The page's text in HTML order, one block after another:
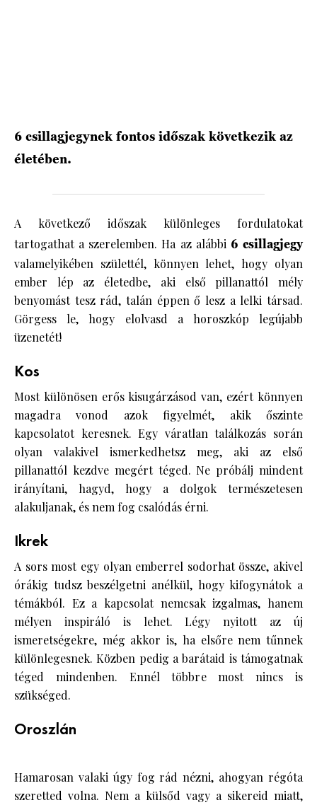
6 csillagjegynek fontos időszak következik az
életében.
A következő időszak különleges fordulatokat
tartogathat a szerelemben. Ha az alábbi 6 csillagjegy
valamelyikében születtél, könnyen lehet, hogy olyan
ember lép az életedbe, aki első pillanattól mély
benyomást tesz rád, talán éppen ő lesz a lelki társad.
Görgess le, hogy elolvasd a horoszkóp legújabb
üzenetét!
Kos
Most különösen erős kisugárzásod van, ezért könnyen
magadra vonod azok figyelmét, akik őszinte
kapcsolatot keresnek. Egy váratlan találkozás során
olyan valakivel ismerkedhetsz meg, aki az első
pillanattól kezdve megért téged. Ne próbálj mindent
irányítani, hagyd, hogy a dolgok természetesen
alakuljanak, és nem fog csalódás érni.
Ikrek
A sors most egy olyan emberrel sodorhat össze, akivel
órákig tudsz beszélgetni anélkül, hogy kifogynátok a
témákból. Ez a kapcsolat nemcsak izgalmas, hanem
mélyen inspiráló is lehet. Légy nyitott az új
ismeretségekre, még akkor is, ha elsőre nem tűnnek
különlegesnek. Közben pedig a barátaid is támogatnak
téged mindenben. Ennél többre most nincs is
szükséged.
Oroszlán
Hamarosan valaki úgy fog rád nézni, ahogyan régóta
szeretted volna. Nem a külsőd vagy a sikereid miatt,